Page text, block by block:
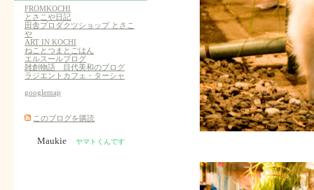
FROMKOCHI
とさこや日記
田舎プロダクツショップ とさこ
や
ART IN KOCHI
ねことつまとごはん
エルスールブログ
雑創物語 目代美和のブログ
ラジエントカフェ・ターシャ
googlemap
このブログを購読
Maukie ヤマトくんです